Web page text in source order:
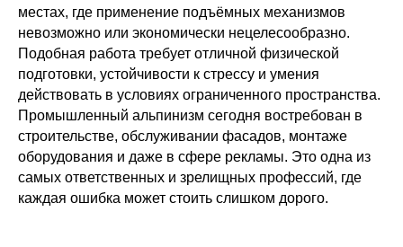
местах, где применение подъёмных механизмов
невозможно или экономически нецелесообразно.
Подобная работа требует отличной физической
подготовки, устойчивости к стрессу и умения
действовать в условиях ограниченного пространства.
Промышленный альпинизм сегодня востребован в
строительстве, обслуживании фасадов, монтаже
оборудования и даже в сфере рекламы. Это одна из
самых ответственных и зрелищных профессий, где
каждая ошибка может стоить слишком дорого.